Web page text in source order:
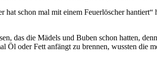
hat schon mal mit einem Feuerlöscher
das die Mädels und Buben schon hatten,
Öl oder Fett anfängt zu brennen, wussten